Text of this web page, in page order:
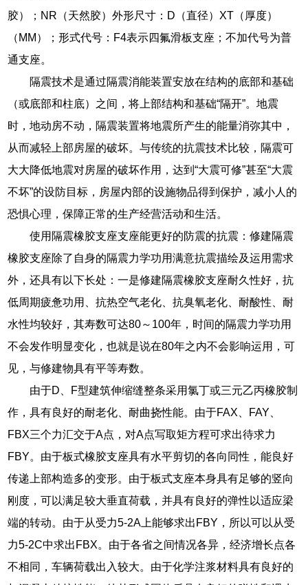
胶）；NR（天然胶）外形尺寸：D（直径）XT（厚度）
（MM）；形式代号：F4表示四氟滑板支座；不加代号为普
通支座。
隔震技术是通过隔震消能装置安放在结构的底部和基础
（或底部和柱底）之间，将上部结构和基础“隔开”。地震
时，地动房不动，隔震装置将地震所产生的能量消弥其中，
从而减轻上部房屋的破坏。与传统的抗震技术比较，隔震可
大大降低地震对房屋的破坏作用，达到“大震可修”甚至“大震
不坏”的设防目标，房屋内部的设施物品得到保护，减小人的
恐惧心理，保障正常的生产经营活动和生活。
使用隔震橡胶支座支座能更好的防震的抗震：修建隔震
橡胶支座除了自身的隔震力学功用满意抗震描绘及运用需求
外，还具有以下长处：一是修建隔震橡胶支座耐久性好，抗
低周期疲惫功用、抗热空气老化、抗臭氧老化、耐酸性、耐
水性均较好，其寿数可达80～100年，时间的隔震力学功用
不会发作明显变化，也就是说在80年之内不会影响运用，可
见，与修建物具有平等寿数。
由于D、F型建筑伸缩缝整条采用氯丁或三元乙丙橡胶制
作，具有良好的耐老化、耐曲挠性能。由于FAX、FAY、
FBX三个力汇交于A点，对A点写取矩方程可求出待求力
FBY。由于板式橡胶支座具有水平剪切的各向同性，能良好
传递上部构造多的变形。由于板式支座本身具有足够的竖向
刚度，可以满足较大垂直荷载，并具有良好的弹性以适应梁
端的转动。由于从受力5-2A上能够求出FBY，所以可以从受
力5-2C中求出FBX。由于各省之间情况各异，经济增长点各
不相同，车辆荷载出入较大。由于化学注浆材料具有良好的